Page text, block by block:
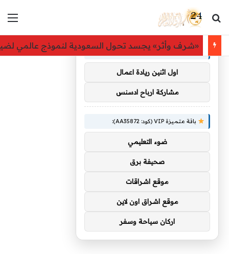
بحث عن
«شرف وأثر» يجسد تحول السعودية لنموذج عالمي
توصيات :
باقة متميزة VIP (كود: AA38045):
اول اثنين ريادة اعمال
مشاركة ارباح ادسنس
باقة متميزة VIP (كود: AA35872):
ضوء التعليمي
صحيفة برق
موقع اشراقات
موقع اشراق اون لاين
اركان سياحة وسفر